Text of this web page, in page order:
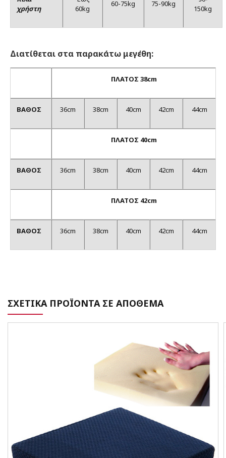
χρήστη
60kg
60-75kg 75-90kg
150kg
Διατίθεται στα παρακάτω μεγέθη:
ΠΛΑΤΟΣ 38cm
ΒΑΘΟΣ 36cm 38cm 40cm 42cm 44cm
ΠΛΑΤΟΣ 40cm
ΒΑΘΟΣ 36cm 38cm 40cm 42cm 44cm
ΠΛΑΤΟΣ 42cm
ΒΑΘΟΣ 36cm 38cm 40cm 42cm 44cm
ΣΧΕΤΙΚΑ ΠΡΟΪΟΝΤΑ ΣΕ ΑΠΟΘΕΜΑ